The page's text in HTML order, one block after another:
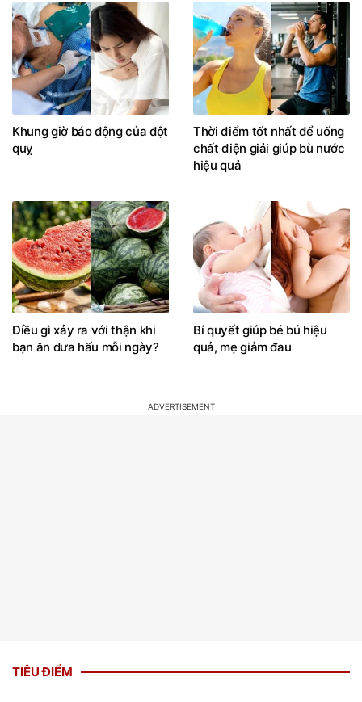
Khung giờ báo động của đột
quỵ
Thời điểm tốt nhất để uống
chất điện giải giúp bù nước
hiệu quả
Điều gì xảy ra với thận khi
bạn ăn dưa hấu mỗi ngày?
Bí quyết giúp bé bú hiệu
quả, mẹ giảm đau
TIÊU ĐIỂM